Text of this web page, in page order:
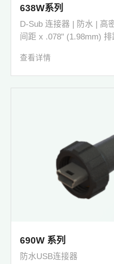
638W系列
D-Sub 连接器 | 防水 | 高
间距 x .078" (1.98mm)
查看详情
690W 系列
防水USB连接器